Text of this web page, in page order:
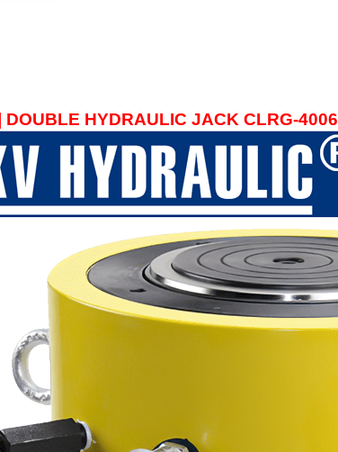
DOUBLE HYDRAULIC JACK CLRG-4006